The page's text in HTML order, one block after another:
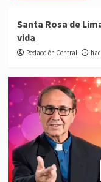
Santa Rosa de
vida
Redacción Central